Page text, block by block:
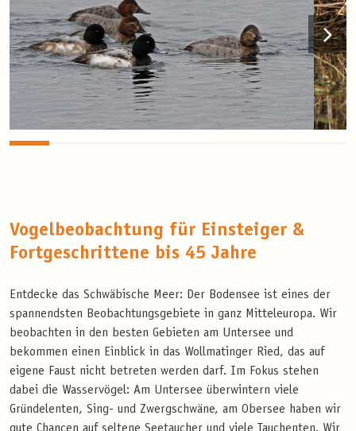
Vogelbeobachtung für Einsteiger &
Fortgeschrittene bis 45 Jahre
Entdecke das Schwäbische Meer: Der Bodensee ist eines der
spannendsten Beobachtungsgebiete in ganz Mitteleuropa. Wir
beobachten in den besten Gebieten am Untersee und
bekommen einen Einblick in das Wollmatinger Ried, das auf
eigene Faust nicht betreten werden darf. Im Fokus stehen
dabei die Wasservögel: Am Untersee überwintern viele
Gründelenten, Sing- und Zwergschwäne, am Obersee haben wir